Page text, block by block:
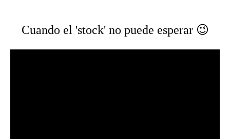
Cuando el 'stock' no puede esperar 😉